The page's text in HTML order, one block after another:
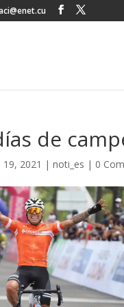
de
19, 2021 |noti_es | 0